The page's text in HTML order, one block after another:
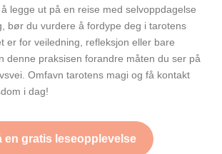
legge ut på en reise med selvoppdagelse
bør du vurdere å fordype deg i tarotens
er for veiledning, refleksjon eller bare
denne praksisen forandre måten du ser på
Omfavn tarotens magi og få kontakt
i dag!
en gratis leseopplevelse